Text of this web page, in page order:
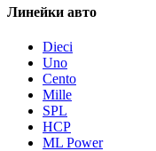
Линейки авто
Dieci
Uno
Cento
Mille
SPL
HCP
ML Power